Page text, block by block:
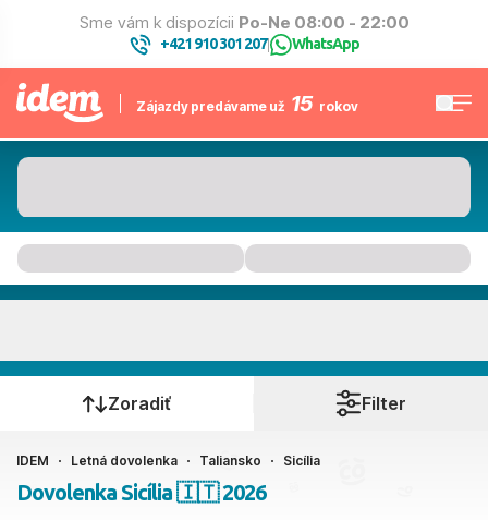
Sme vám k dispozícii Po-Ne 08:00 - 22:00
+421 910 301 207| WhatsApp
Zájazdy predávame už 15 rokov
Kedy cestujete?
Ako cestujete?
Zoradiť Filter
IDEM Letná dovolenka Taliansko Sicília
Dovolenka Sicília 🇮🇹 2026